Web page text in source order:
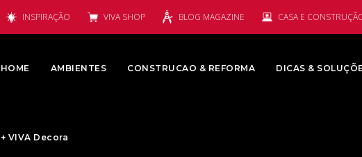
INSPIRAÇÃO VIVA SHOP BLOG MAGAZINE CASA E
HOME AMBIENTES CONSTRUCAO & REFORMA DICAS &
+ VIVA Decora